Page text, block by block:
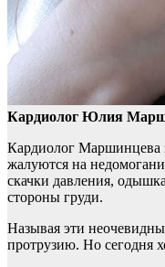
Кардиолог Юлия
Кардиолог Маршинцева
жалуются на
скачки давления,
стороны груди.
Называя эти
протрузию. Но сегодня